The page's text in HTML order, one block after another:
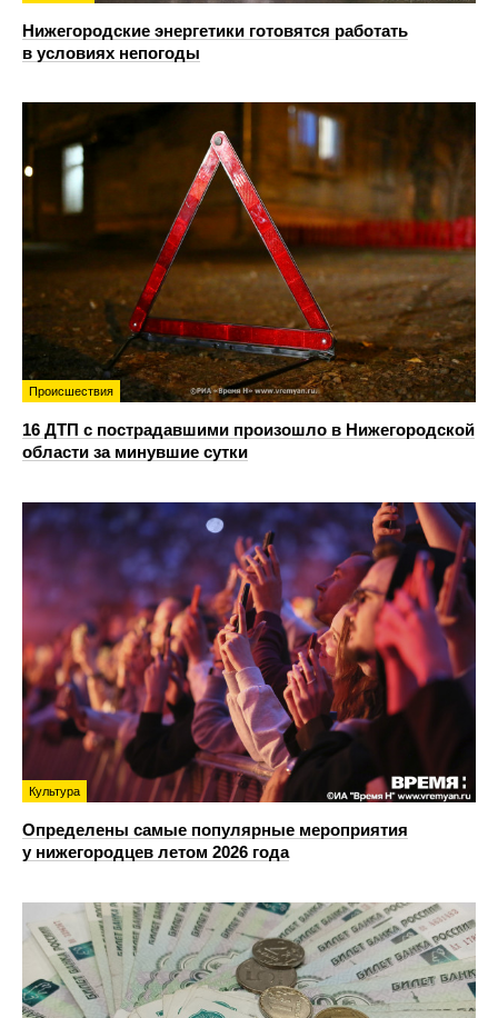
Нижегородские энергетики готовятся работать
в условиях непогоды
Происшествия
16 ДТП с пострадавшими произошло в Нижегородской
области за минувшие сутки
Культура
Определены самые популярные мероприятия
у нижегородцев летом 2026 года